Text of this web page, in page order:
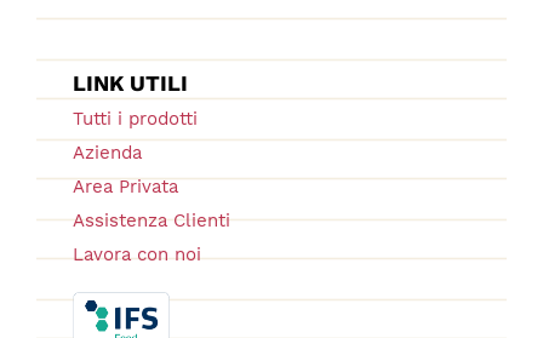
LINK UTILI
Tutti i prodotti
Azienda
Area Privata
Assistenza Clienti
Lavora con noi